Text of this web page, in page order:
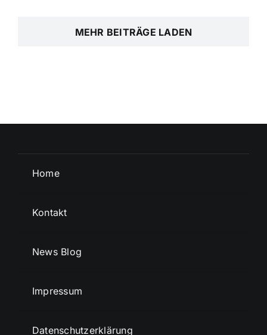
MEHR BEITRÄGE LADEN
Home
Kontakt
News Blog
Impressum
Datenschutzerklärung